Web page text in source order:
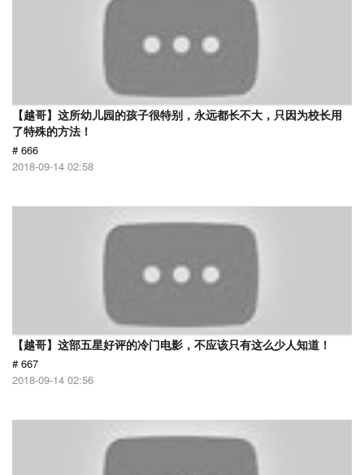
【越哥】这所幼儿园的孩子很特别，永远都长不大，只因为校长用
了特殊的方法！
# 666
2018-09-14 02:58
【越哥】这部五星好评的冷门电影，不应该只有这么少人知道！
# 667
2018-09-14 02:56